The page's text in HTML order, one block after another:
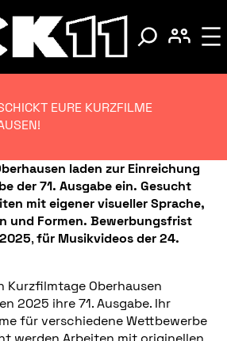
EURE KURZFILME
laden zur Einreichung
der 71. Ausgabe ein. Gesucht
mit eigener visueller Sprache,
und Formen. Bewerbungsfrist
,für Musikvideos der 24.
Kurzfilmtage Oberhausen
2025 ihre 71. Ausgabe. Ihr
für verschiedene Wettbewerbe